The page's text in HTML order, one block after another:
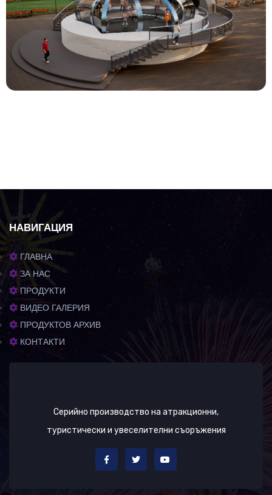
НАВИГАЦИЯ
ГЛАВНА
ЗА НАС
ПРОДУКТИ
ВИДЕО ГАЛЕРИЯ
ПРОДУКТОВ АРХИВ
КОНТАКТИ
Серийно производство на атракционни,
туристически и увеселителни съоръжения